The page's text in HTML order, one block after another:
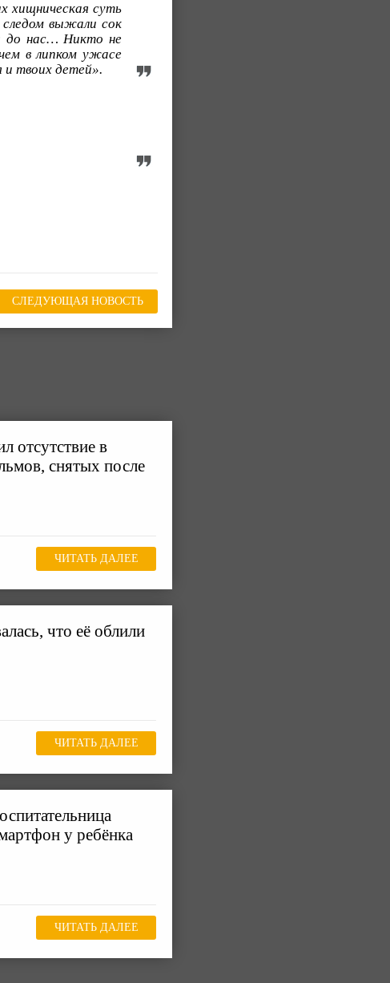
хищническая суть
выжали сок
до нас… Никто не
в липком ужасе
и твоих детей».
СЛЕДУЮЩАЯ НОВОСТЬ
отсутствие в
снятых после
ЧИТАТЬ ДАЛЕЕ
что её облили
ЧИТАТЬ ДАЛЕЕ
у ребёнка
ЧИТАТЬ ДАЛЕЕ